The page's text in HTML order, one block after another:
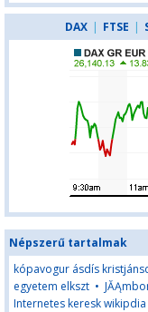
DAX | FTSE |
Népszerű tartalmak
kópavogur ásdís
egyetem elkszt •
Internetes keresk wikipdia